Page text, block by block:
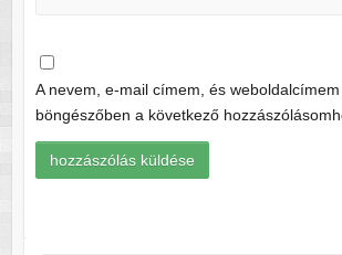
A nevem, e-mail címem, és
böngészőben a következő